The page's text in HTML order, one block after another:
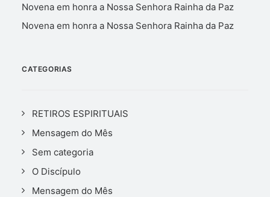
Novena em honra a Nossa Senhora Rainha da Paz
Novena em honra a Nossa Senhora Rainha da Paz
CATEGORIAS
RETIROS ESPIRITUAIS
Mensagem do Mês
Sem categoria
O Discípulo
Mensagem do Mês